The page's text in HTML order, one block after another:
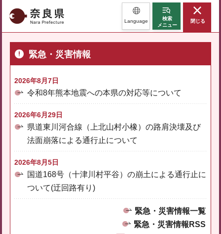
奈良県 Language
検索
メニュー
閉じる
緊急・災害情報
2026年8月7日
令和8年熊本地震への本県の対応等について
2026年6月29日
県道東川河合線（上北山村小橡）の路肩決壊及び
法面崩落による通行止について
2026年8月5日
国道168号（十津川村平谷）の崩土による通行止に
ついて(迂回路有り)
緊急・災害情報一覧
緊急・災害情報RSS